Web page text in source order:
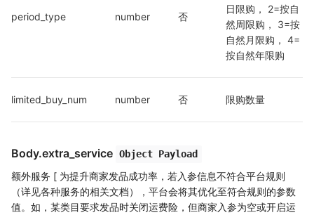
period_type number 否
日限购， 2=按自
然周限购， 3=按
自然月限购， 4=
按自然年限购
limited_buy_num number 否 限购数量
Body.extra_service Object Payload
额外服务 [ 为提升商家发品成功率，若入参信息不符合平台规则
（详见各种服务的相关文档），平台会将其优化至符合规则的参数
值。如，某类目要求发品时关闭运费险，但商家入参为空或开启运